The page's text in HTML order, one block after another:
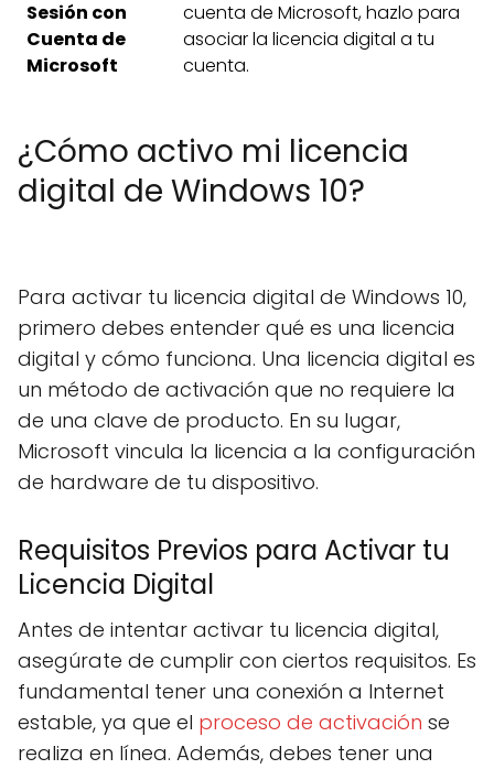
Sesión con
Cuenta de
Microsoft
cuenta de Microsoft, hazlo para
asociar la licencia digital a tu
cuenta.
¿Cómo activo mi licencia
digital de Windows 10?
Para activar tu licencia digital de Windows 10,
primero debes entender qué es una licencia
digital y cómo funciona. Una licencia digital es
un método de activación que no requiere la
de una clave de producto. En su lugar,
Microsoft vincula la licencia a la configuración
de hardware de tu dispositivo.
Requisitos Previos para Activar tu
Licencia Digital
Antes de intentar activar tu licencia digital,
asegúrate de cumplir con ciertos requisitos. Es
fundamental tener una conexión a Internet
estable, ya que el proceso de activación se
realiza en línea. Además, debes tener una